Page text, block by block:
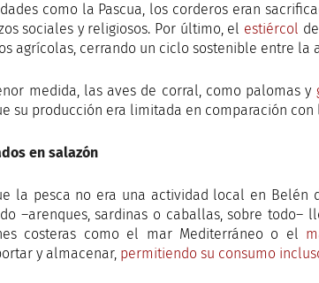
como la Pascua, los corderos eran
sociales y religiosos. Por último, el estiércol
agrícolas, cerrando un ciclo sostenible entre la
medida, las aves de corral, como palomas y
su producción era limitada en comparación con
en salazón
la pesca no era una actividad local en Belén
–arenques, sardinas o caballas, sobre todo–
costeras como el mar Mediterráneo o el
y almacenar, permitiendo su consumo